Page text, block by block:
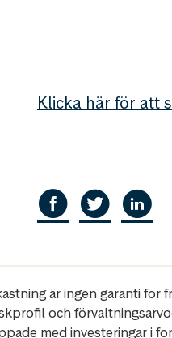
Klicka här för att
är ingen garanti för
och
med investeringar i